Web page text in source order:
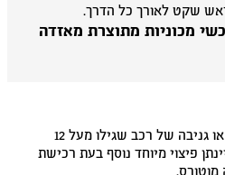
שקט לאורך כל הדרך.
מכוניות מתוצרת מאזדה
במקרה של אובדן מוחלט או גניבה של רכב שגילו מעל 12
יינתן פיצוי מיוחד נוסף בעת רכישת